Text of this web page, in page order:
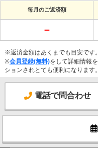
毎月のご返済額
－
※返済金額はあくまでも目安です。
※会員登録(無料)をして詳細情報
ションされとても便利になります。
電話で問合わせ